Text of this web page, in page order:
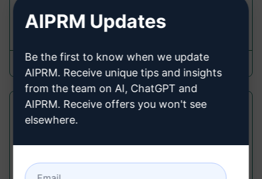
Team Newswise Media March 12, 2026
Prompt Készítő a Leonardo.ai-hoz
használatához
AIPRM Updates
Be the first to know when we update
AIPRM. Receive unique tips and insights
from the team on AI, ChatGPT and
AIPRM. Receive offers you won't see
elsewhere.